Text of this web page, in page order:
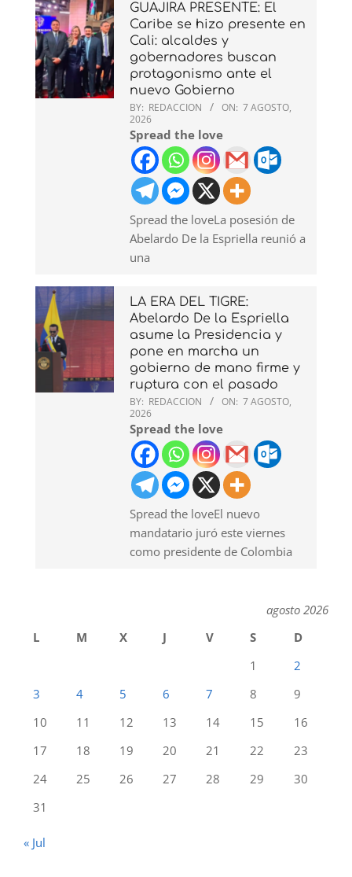
GUAJIRA PRESENTE: El
Caribe se hizo presente en
Cali: alcaldes y
gobernadores buscan
protagonismo ante el
nuevo Gobierno
BY: REDACCION ON: 7 AGOSTO,
2026
Spread the love
Spread the loveLa posesión de
Abelardo De la Espriella reunió a
una
LA ERA DEL TIGRE:
Abelardo De la Espriella
asume la Presidencia y
pone en marcha un
gobierno de mano firme y
ruptura con el pasado
BY: REDACCION ON: 7 AGOSTO,
2026
Spread the love
Spread the loveEl nuevo
mandatario juró este viernes
como presidente de Colombia
agosto 2026
L
M X J V S
D
1
2
3
4 5 6 7 8
9
10
11 12 13 14 15
16
17
18 19 20 21 22
23
24
25 26 27 28 29
30
31
« Jul